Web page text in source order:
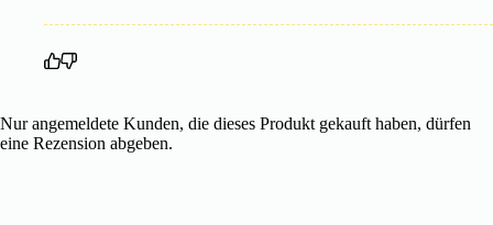
Nur angemeldete Kunden, die dieses Produkt gekauft haben, dürfen
eine Rezension abgeben.